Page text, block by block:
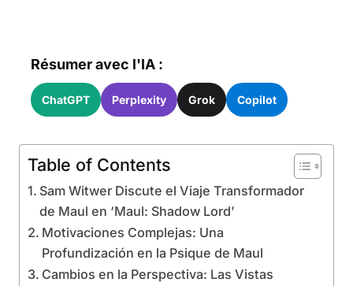
Résumer avec l'IA :
ChatGPT Perplexity Grok Copilot
Table of Contents
Sam Witwer Discute el Viaje Transformador
de Maul en ‘Maul: Shadow Lord’
Motivaciones Complejas: Una
Profundización en la Psique de Maul
Cambios en la Perspectiva: Las Vistas